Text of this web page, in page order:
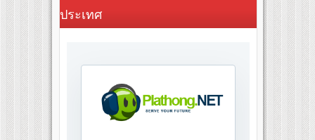
ประเทศ